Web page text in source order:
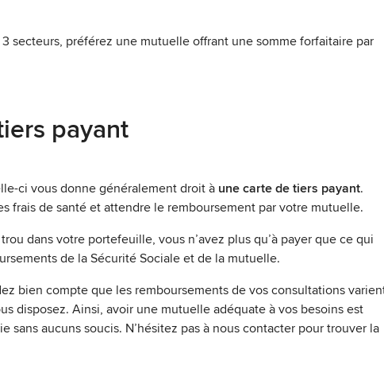
secteurs, préférez une mutuelle offrant une somme forfaitaire par
payant
ci vous donne généralement droit à une carte de tiers payant.
frais de santé et attendre le remboursement par votre mutuelle.
dans votre portefeuille, vous n’avez plus qu’à payer que ce qui
de la Sécurité Sociale et de la mutuelle.
bien compte que les remboursements de vos consultations
disposez. Ainsi, avoir une mutuelle adéquate à vos besoins est
sans aucuns soucis. N’hésitez pas à nous contacter pour trouver la